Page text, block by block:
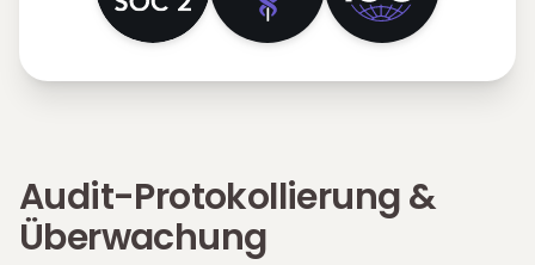
Audit-Protokollierung &
Überwachung